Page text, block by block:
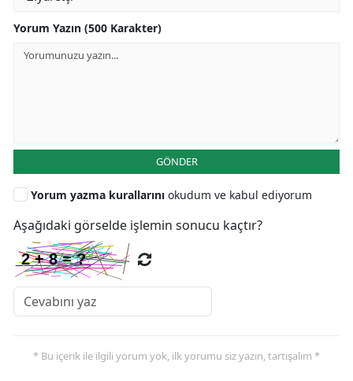
Yorum Yazın (500 Karakter)
GÖNDER
Yorum yazma kurallarını okudum ve kabul ediyorum
Aşağıdaki görselde işlemin sonucu kaçtır?
* Bu içerik ile ilgili yorum yok, ilk yorumu siz yazın, tartışalım *